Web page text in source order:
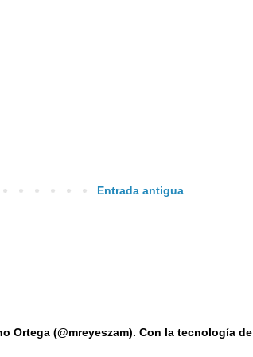
Entrada antigua
Ortega (@mreyeszam). Con la tecnología de